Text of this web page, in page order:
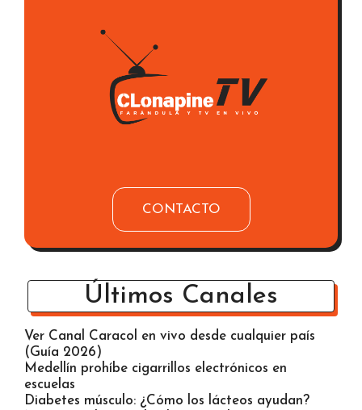
CONTACTO
Últimos Canales
Ver Canal Caracol en vivo desde cualquier país
(Guía 2026)